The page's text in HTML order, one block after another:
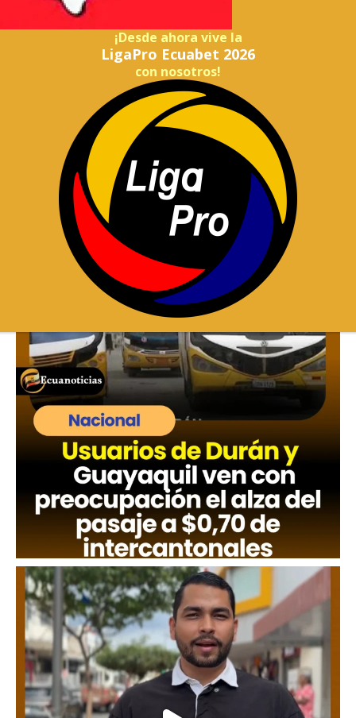
¡Desde ahora vive la
LigaPro Ecuabet 2026
con nosotros!